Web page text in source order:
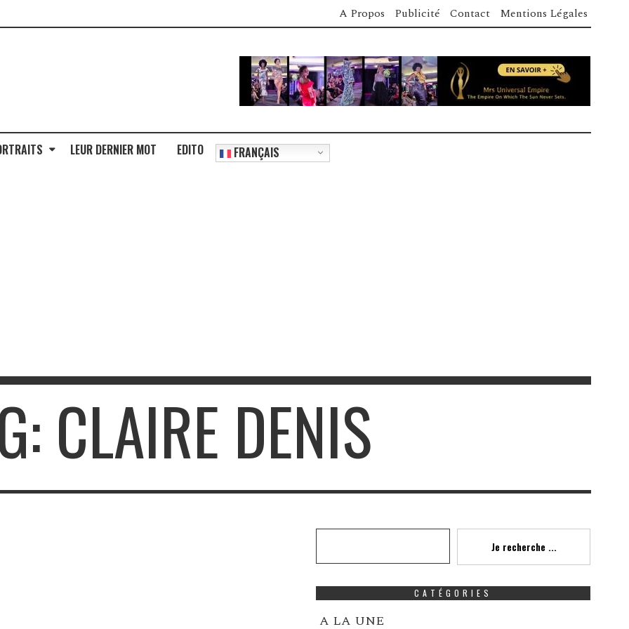
A Propos Publicité Contact Mentions Légales
LEUR DERNIER MOT EDITO FRANÇAIS
CLAIRE DENIS
Je recherche ...
CATÉGORIES
A LA UNE